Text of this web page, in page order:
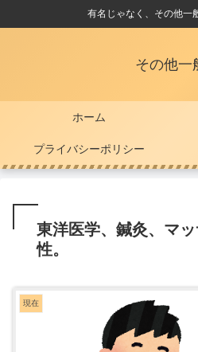
有名じゃなく、その他一
その他一
ホーム
プライバシーポリシー
東洋医学、鍼灸、マ
性。
現在